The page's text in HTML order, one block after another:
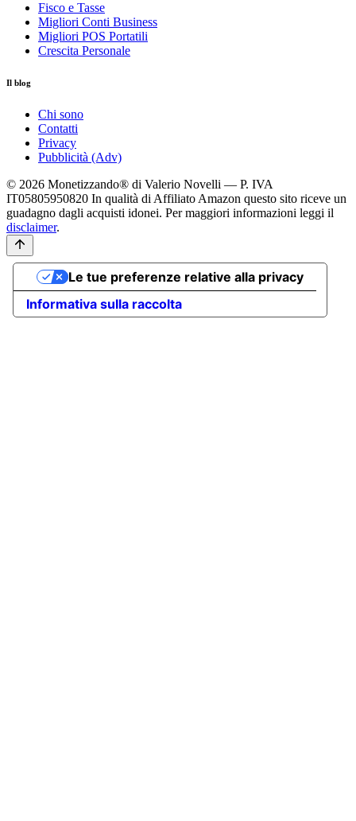
Fisco e Tasse
Migliori Conti Business
Migliori POS Portatili
Crescita Personale
Il blog
Chi sono
Contatti
Privacy
Pubblicità (Adv)
© 2026 Monetizzando® di Valerio Novelli — P. IVA
IT05805950820 In qualità di Affiliato Amazon questo sito riceve un
guadagno dagli acquisti idonei. Per maggiori informazioni leggi il
disclaimer.
Informativa sulla raccolta
Le tue preferenze relative alla privacy